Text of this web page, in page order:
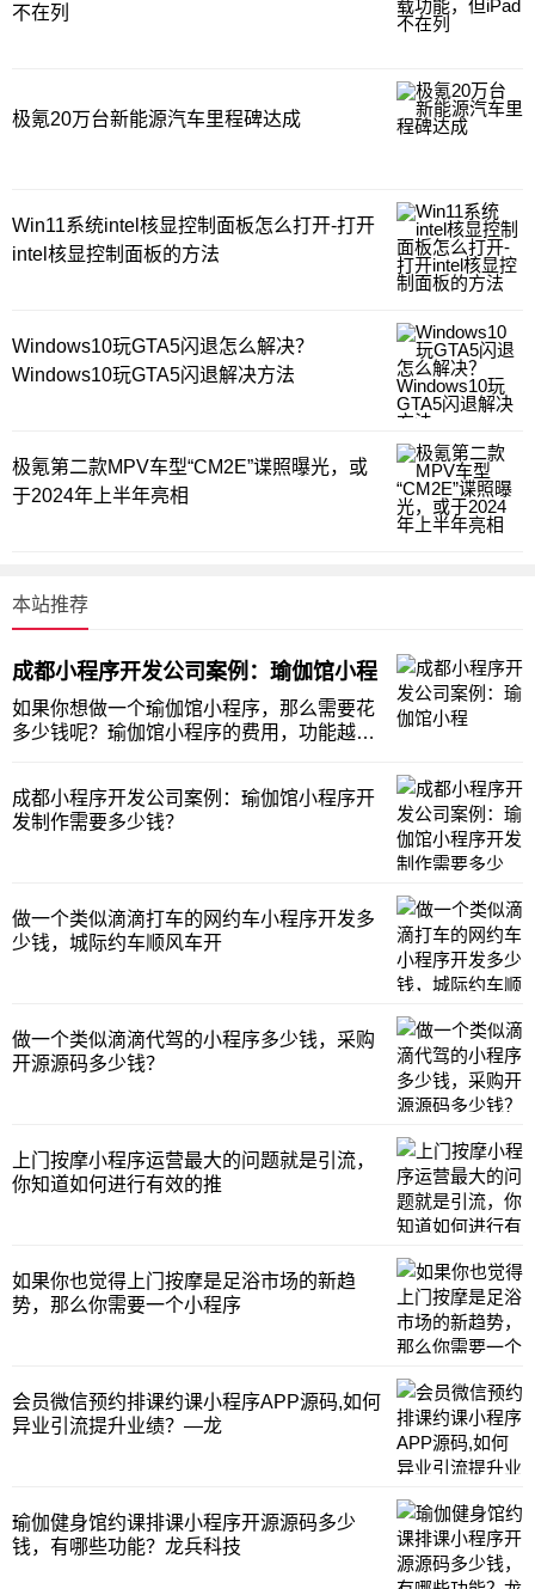
不在列
极氪20万台新能源汽车里程碑达成
Win11系统intel核显控制面板怎么打开-打开
intel核显控制面板的方法
Windows10玩GTA5闪退怎么解决？
Windows10玩GTA5闪退解决方法
极氪第二款MPV车型“CM2E”谍照曝光，或
于2024年上半年亮相
本站推荐
成都小程序开发公司案例：瑜伽馆小程
如果你想做一个瑜伽馆小程序，那么需要花
多少钱呢？瑜伽馆小程序的费用，功能越复
板的话，价格很便宜，基本上是680元。功
能呢，也基本上是，备场馆展示、教练风
成都小程序开发公司案例：瑜伽馆小程序开
发制作需要多少钱？
做一个类似滴滴打车的网约车小程序开发多
少钱，城际约车顺风车开
做一个类似滴滴代驾的小程序多少钱，采购
开源源码多少钱？
上门按摩小程序运营最大的问题就是引流，
你知道如何进行有效的推
如果你也觉得上门按摩是足浴市场的新趋
势，那么你需要一个小程序
会员微信预约排课约课小程序APP源码,如何
异业引流提升业绩？—龙
瑜伽健身馆约课排课小程序开源源码多少
钱，有哪些功能？龙兵科技